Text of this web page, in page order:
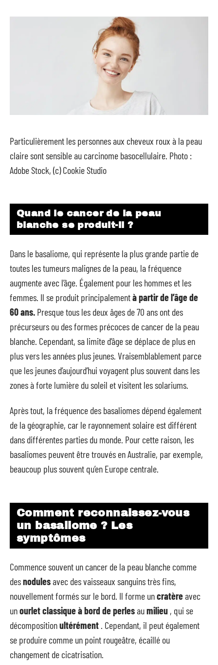
Particulièrement les personnes aux cheveux roux à la peau
claire sont sensible au carcinome basocellulaire. Photo :
Adobe Stock, (c) Cookie Studio
Quand le cancer de la peau
blanche se produit-il ?
Dans le basaliome, qui représente la plus grande partie de
toutes les tumeurs malignes de la peau, la fréquence
augmente avec l’âge. Également pour les hommes et les
femmes. Il se produit principalementà partir de l’âge de
60 ans. Presque tous les deux âges de 70 ans ont des
précurseurs ou des formes précoces de cancer de la peau
blanche. Cependant, sa limite d’âge se déplace de plus en
plus vers les années plus jeunes. Vraisemblablement parce
que les jeunes d’aujourd’hui voyagent plus souvent dans les
zones à forte lumière du soleil et visitent les solariums.
Après tout, la fréquence des basaliomes dépend également
de la géographie, car le rayonnement solaire est différent
dans différentes parties du monde. Pour cette raison, les
basaliomes peuvent être trouvés en Australie, par exemple,
beaucoup plus souvent qu’en Europe centrale.
Comment reconnaissez-vous
un basaliome ? Les
symptômes
Commence souvent un cancer de la peau blanche comme
desnodulesavec des vaisseaux sanguins très fins,
nouvellement formés sur le bord. Il forme uncratèreavec
unourlet classique à bord de perlesaumilieu , qui se
décompositionultérément. Cependant, il peut également
se produire comme un point rougeâtre, écaillé ou
changement de cicatrisation.